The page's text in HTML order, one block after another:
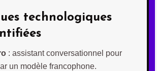
technologiques
: assistant conversationnel pour
un modèle francophone.